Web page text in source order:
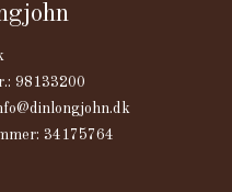
: 98133200
: 34175764